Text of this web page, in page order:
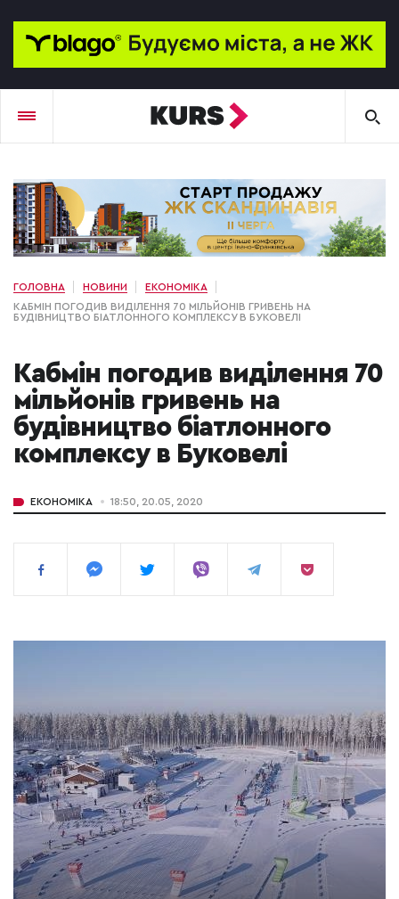
ГОЛОВНА НОВИНИ
ЕКОНОМІКА
КАБМІН ПОГОДИВ ВИДІЛЕННЯ 70 МІЛЬЙОНІВ ГРИВЕНЬ НА
БУДІВНИЦТВО БІАТЛОННОГО КОМПЛЕКСУ В БУКОВЕЛІ
Кабмін погодив виділення 70
мільйонів гривень на
будівництво біатлонного
комплексу в Буковелі
ЕКОНОМІКА 18:50, 20.05, 2020